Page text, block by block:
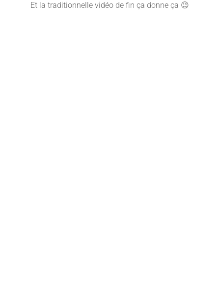
Et la traditionnelle vidéo de fin ça donne ça 😉